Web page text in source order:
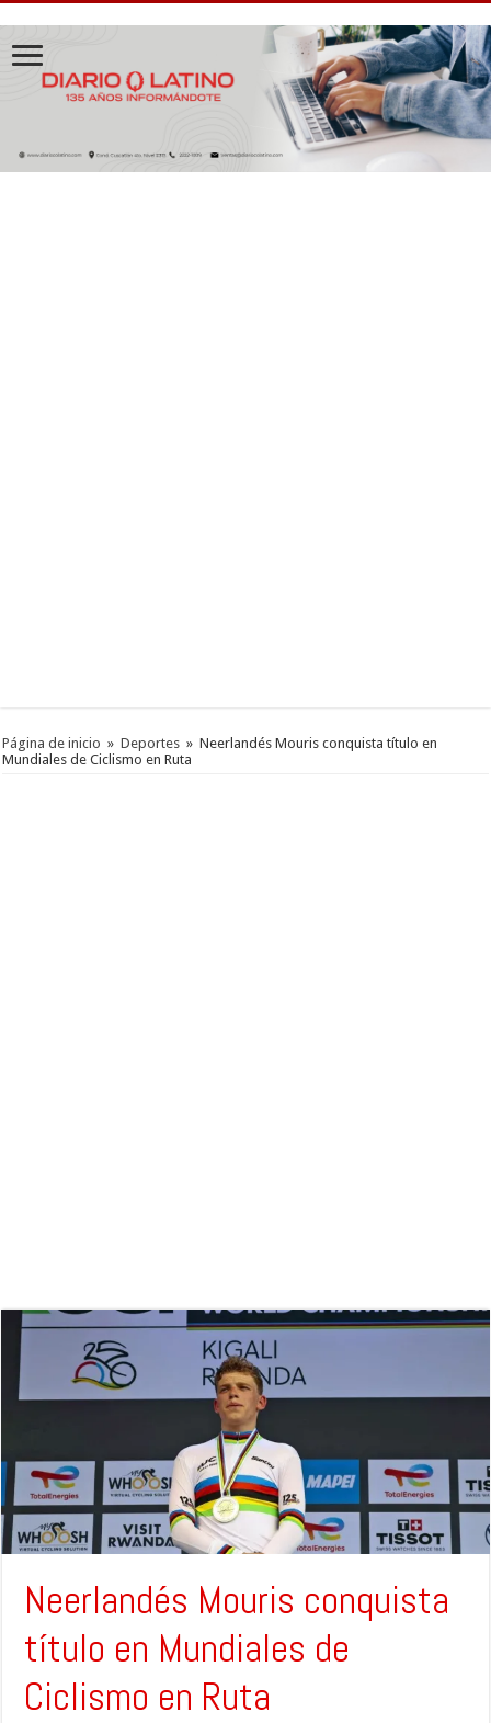
Página de inicio » Deportes » Neerlandés Mouris conquista título en
Mundiales de Ciclismo en Ruta
Neerlandés Mouris conquista
título en Mundiales de
Ciclismo en Ruta